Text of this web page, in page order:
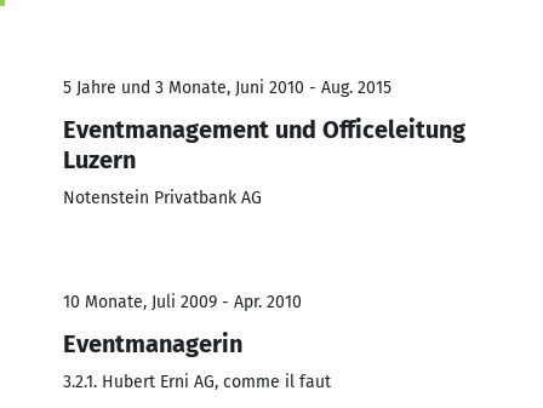
5 Jahre und 3 Monate, Juni 2010 - Aug. 2015
Eventmanagement und Officeleitung
Luzern
Notenstein Privatbank AG
10 Monate, Juli 2009 - Apr. 2010
Eventmanagerin
3.2.1. Hubert Erni AG, comme il faut